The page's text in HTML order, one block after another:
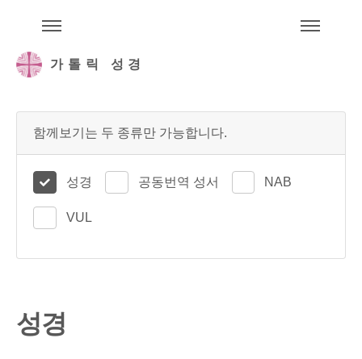
가톨릭 성경
함께보기는 두 종류만 가능합니다.
성경 공동번역 성서 NAB
VUL
성경